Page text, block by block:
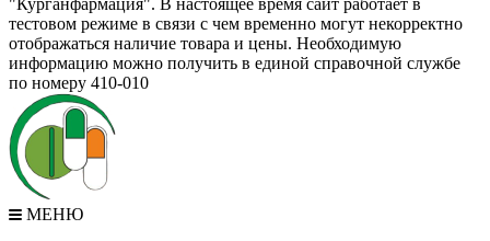
"Курганфармация". В настоящее время сайт работает в
тестовом режиме в связи с чем временно могут некорректно
отображаться наличие товара и цены. Необходимую
информацию можно получить в единой справочной службе
по номеру 410-010
МЕНЮ